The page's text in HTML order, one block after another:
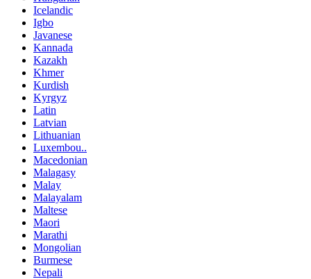
Icelandic
Igbo
Javanese
Kannada
Kazakh
Khmer
Kurdish
Kyrgyz
Latin
Latvian
Lithuanian
Luxembou..
Macedonian
Malagasy
Malay
Malayalam
Maltese
Maori
Marathi
Mongolian
Burmese
Nepali